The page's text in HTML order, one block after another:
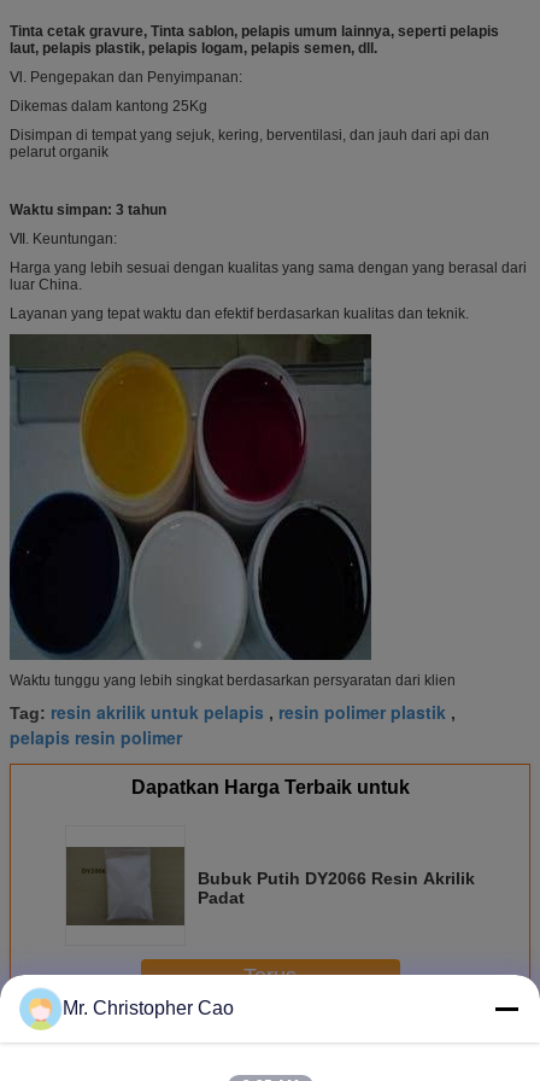
Tinta cetak gravure, Tinta sablon, pelapis umum lainnya, seperti pelapis
laut, pelapis plastik, pelapis logam, pelapis semen, dll.
Ⅵ. Pengepakan dan Penyimpanan:
Dikemas dalam kantong 25Kg
Disimpan di tempat yang sejuk, kering, berventilasi, dan jauh dari api dan
pelarut organik
Waktu simpan: 3 tahun
Ⅶ. Keuntungan:
Harga yang lebih sesuai dengan kualitas yang sama dengan yang berasal dari
luar China.
Layanan yang tepat waktu dan efektif berdasarkan kualitas dan teknik.
Waktu tunggu yang lebih singkat berdasarkan persyaratan dari klien
Tag: resin akrilik untuk pelapis , resin polimer plastik ,
pelapis resin polimer
Dapatkan Harga Terbaik untuk
Bubuk Putih DY2066 Resin Akrilik
Padat
Terus
LebihResin Polimer Akrilik
Mr. Christopher Cao